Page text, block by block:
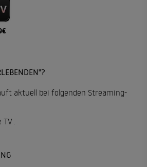
aktuell bei folgenden Streaming-
TV.